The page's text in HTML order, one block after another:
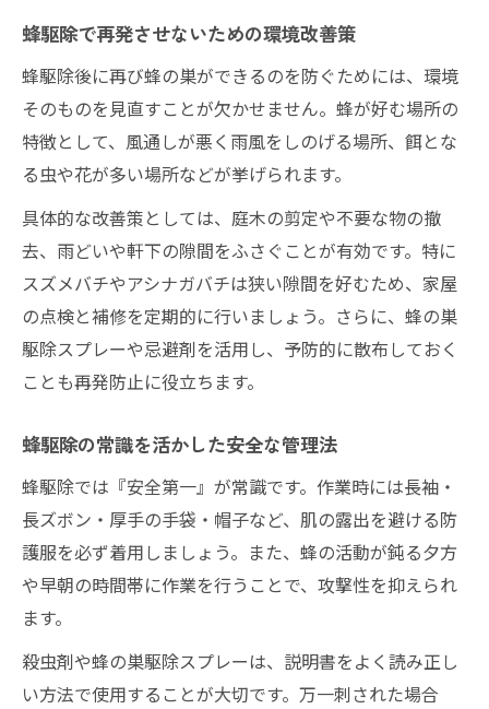
蜂駆除で再発させないための環境改善策
蜂駆除後に再び蜂の巣ができるのを防ぐためには、環境
そのものを見直すことが欠かせません。蜂が好む場所の
特徴として、風通しが悪く雨風をしのげる場所、餌とな
る虫や花が多い場所などが挙げられます。
具体的な改善策としては、庭木の剪定や不要な物の撤
去、雨どいや軒下の隙間をふさぐことが有効です。特に
スズメバチやアシナガバチは狭い隙間を好むため、家屋
の点検と補修を定期的に行いましょう。さらに、蜂の巣
駆除スプレーや忌避剤を活用し、予防的に散布しておく
ことも再発防止に役立ちます。
蜂駆除の常識を活かした安全な管理法
蜂駆除では『安全第一』が常識です。作業時には長袖・
長ズボン・厚手の手袋・帽子など、肌の露出を避ける防
護服を必ず着用しましょう。また、蜂の活動が鈍る夕方
や早朝の時間帯に作業を行うことで、攻撃性を抑えられ
ます。
殺虫剤や蜂の巣駆除スプレーは、説明書をよく読み正し
い方法で使用することが大切です。万一刺された場合